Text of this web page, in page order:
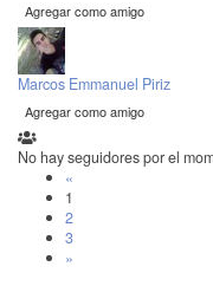
Agregar como amigo
Marcos Emmanuel Piriz
Agregar como amigo
No hay seguidores por el
«
1
2
3
»